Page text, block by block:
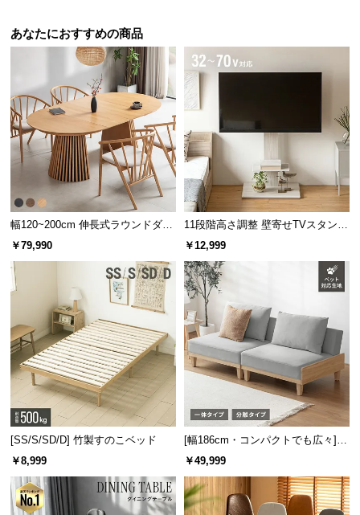
あなたにおすすめの商品
幅120~200cm 伸長式ラウンドダイ
ニングテーブル 6人掛け 天然木突
￥79,990
11段階高さ調整 壁寄せTVスタンド
キャスター付き 上下左右角度調節
￥12,999
[SS/S/SD/D] 竹製すのこベッド
￥8,999
[幅186cm・コンパクトでも広々] 3
人掛けソファベッド リクライニン
￥49,999